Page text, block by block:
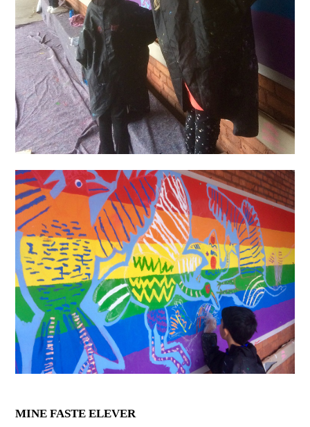
MINE FASTE ELEVER